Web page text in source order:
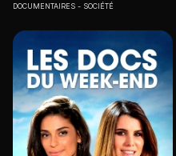
DOCUMENTAIRES SOCIÉTÉ